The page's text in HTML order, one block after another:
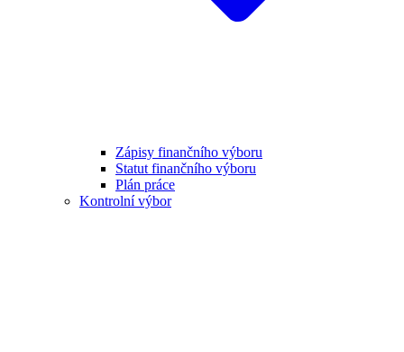
Zápisy finančního výboru
Statut finančního výboru
Plán práce
Kontrolní výbor